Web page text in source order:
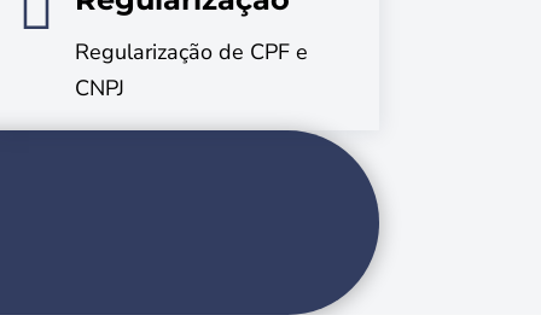
Regularização de CPF e
CNPJ